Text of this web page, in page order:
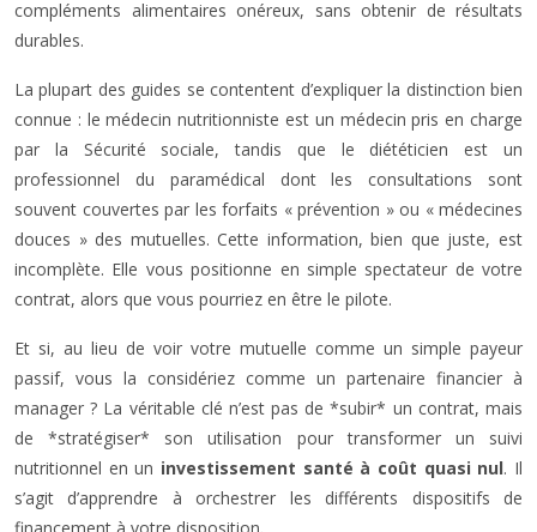
compléments alimentaires onéreux, sans obtenir de résultats
durables.
La plupart des guides se contentent d’expliquer la distinction bien
connue : le médecin nutritionniste est un médecin pris en charge
par la Sécurité sociale, tandis que le diététicien est un
professionnel du paramédical dont les consultations sont
souvent couvertes par les forfaits « prévention » ou « médecines
douces » des mutuelles. Cette information, bien que juste, est
incomplète. Elle vous positionne en simple spectateur de votre
contrat, alors que vous pourriez en être le pilote.
Et si, au lieu de voir votre mutuelle comme un simple payeur
passif, vous la considériez comme un partenaire financier à
manager ? La véritable clé n’est pas de *subir* un contrat, mais
de *stratégiser* son utilisation pour transformer un suivi
nutritionnel en un investissement santé à coût quasi nul. Il
s’agit d’apprendre à orchestrer les différents dispositifs de